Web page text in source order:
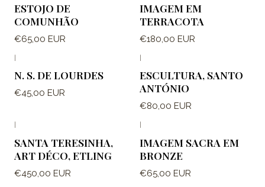
ESTOJO DE
COMUNHÃO
€65,00 EUR
IMAGEM EM
TERRACOTA
€180,00 EUR
N. S. DE LOURDES
€45,00 EUR
ESCULTURA, SANTO
ANTÓNIO
€80,00 EUR
SANTA TERESINHA,
ART DÉCO, ETLING
€450,00 EUR
IMAGEM SACRA EM
BRONZE
€65,00 EUR